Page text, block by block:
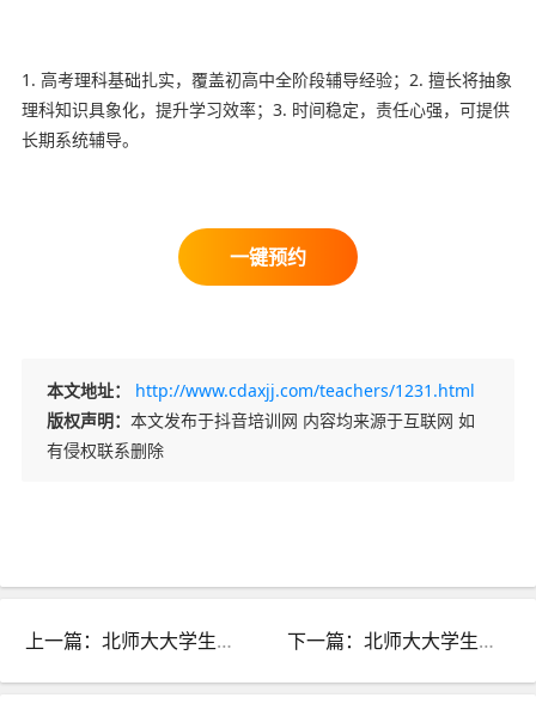
1. 高考理科基础扎实，覆盖初高中全阶段辅导经验；2. 擅长将抽象
理科知识具象化，提升学习效率；3. 时间稳定，责任心强，可提供
长期系统辅导。
本文地址：
http://www.cdaxjj.com/teachers/1231.html
版权声明： 本文发布于抖音培训网 内容均来源于互联网 如
有侵权联系删除
上一篇：北师大大学生一对一物理家教张老师简历19698 下一篇：北师大大学生家教陈老师简历19700